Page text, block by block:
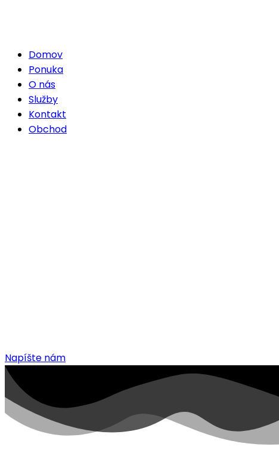
Domov
Ponuka
O nás
Služby
Kontakt
Obchod
Napíšte nám